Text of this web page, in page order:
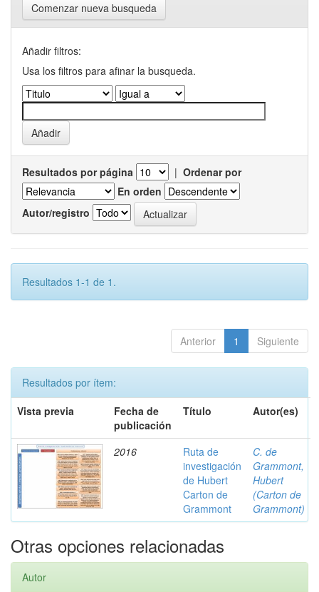
Comenzar nueva busqueda
Añadir filtros:
Usa los filtros para afinar la busqueda.
Resultados por página | Ordenar por
En orden
Autor/registro
Resultados 1-1 de 1.
Anterior 1 Siguiente
Resultados por ítem:
Vista previa
Fecha de
publicación
Título Autor(es)
2016
Ruta de
investigación
de Hubert
Carton de
Grammont
C. de
Grammont,
Hubert
(Carton de
Grammont)
Otras opciones relacionadas
Autor